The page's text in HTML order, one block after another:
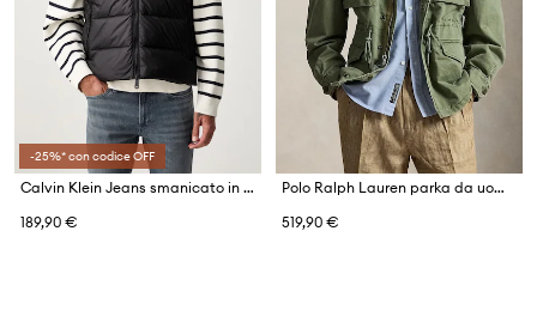
-25%* con codice OFF
Calvin Klein Jeans smanicato in piumino da uomo
189,90 €
Polo Ralph Lauren parka da uomo in cotone
519,90 €